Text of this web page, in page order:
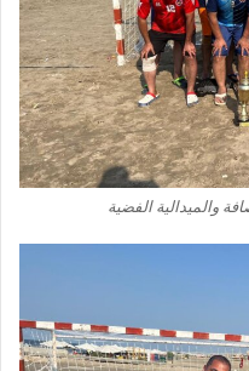
والميدالية الفضية